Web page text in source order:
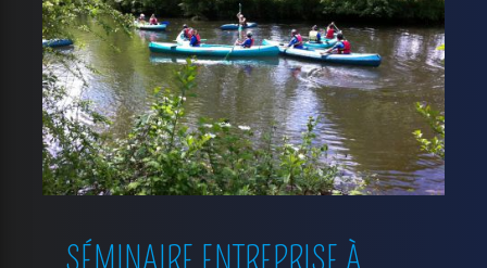
SÉMINAIRE ENTREPRISE À